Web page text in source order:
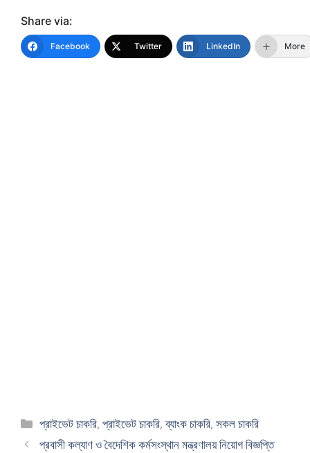
Share via:
Facebook Twitter LinkedIn More
Categories
প্রাইভেট চাকরি,প্রাইভেট চাকরি,ব্যাংক চাকরি,সকল চাকরি
প্রবাসী কল্যাণ ও বৈদেশিক কর্মসংস্থান মন্ত্রণালয় নিয়োগ বিজ্ঞপ্তি